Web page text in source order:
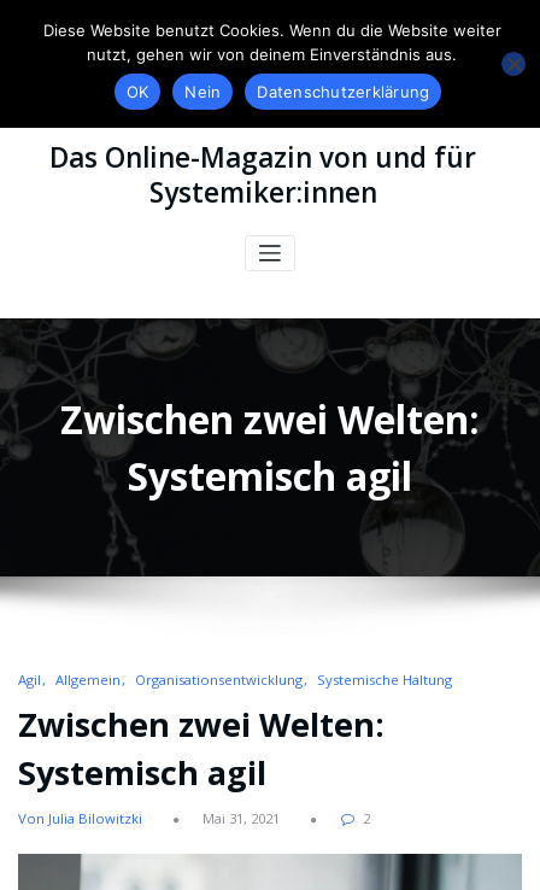
Das Online-Magazin von und für
Systemiker:innen
Zwischen zwei Welten:
Systemisch agil
Agil Allgemein Organisationsentwicklung Systemische Haltung
Zwischen zwei Welten:
Systemisch agil
Von Julia Bilowitzki Mai 31, 2021 2
Diese Website benutzt Cookies. Wenn du die Website weiter
nutzt, gehen wir von deinem Einverständnis aus.
OK
Nein Datenschutzerklärung